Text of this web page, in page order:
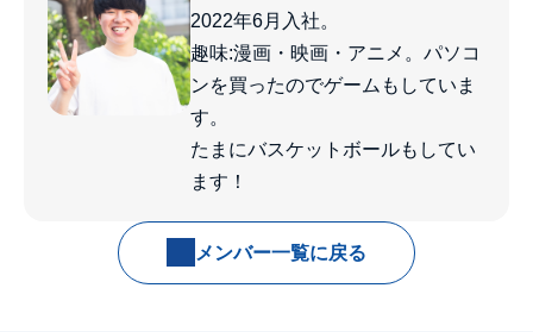
2022年6月入社。
趣味:漫画・映画・アニメ。パソコ
ンを買ったのでゲームもしていま
す。
たまにバスケットボールもしてい
ます！
メンバー一覧に戻る